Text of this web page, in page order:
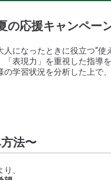
の応援キャンペー
になったときに役立つ“使
「表現力」を重視した指導
学習状況を分析した上で
法〜
り、